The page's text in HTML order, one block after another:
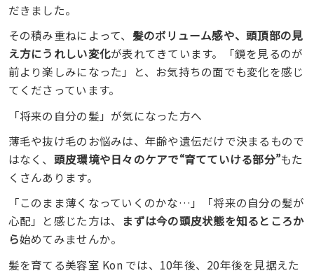
だきました。
その積み重ねによって、 髪のボリューム感や、頭頂部の見
え方にうれしい変化が表れてきています。「鏡を見るのが
前より楽しみになった」と、お気持ちの面でも変化を感じ
てくださっています。
「将来の自分の髪」が気になった方へ
薄毛や抜け毛のお悩みは、年齢や遺伝だけで決まるもので
はなく、 頭皮環境や日々のケアで“育てていける部分”もた
くさんあります。
「このまま薄くなっていくのかな…」「将来の自分の髪が
心配」と感じた方は、
まずは今の頭皮状態を知るところか
ら始めてみませんか。
髪を育てる美容室 Kon では、10年後、20年後を見据えた